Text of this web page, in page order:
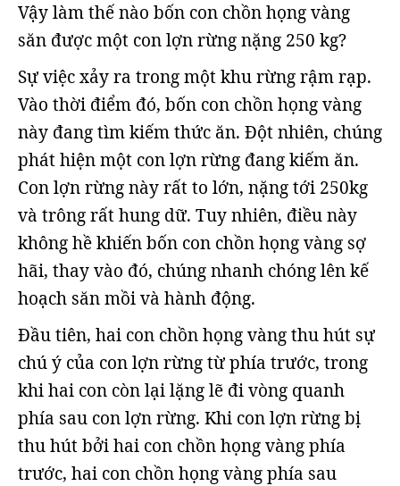
Vậy làm thế nào bốn con chồn họng vàng
săn được một con lợn rừng nặng 250 kg?
Sự việc xảy ra trong một khu rừng rậm rạp.
Vào thời điểm đó, bốn con chồn họng vàng
này đang tìm kiếm thức ăn. Đột nhiên, chúng
phát hiện một con lợn rừng đang kiếm ăn.
Con lợn rừng này rất to lớn, nặng tới 250kg
và trông rất hung dữ. Tuy nhiên, điều này
không hề khiến bốn con chồn họng vàng sợ
hãi, thay vào đó, chúng nhanh chóng lên kế
hoạch săn mồi và hành động.
Đầu tiên, hai con chồn họng vàng thu hút sự
chú ý của con lợn rừng từ phía trước, trong
khi hai con còn lại lặng lẽ đi vòng quanh
phía sau con lợn rừng. Khi con lợn rừng bị
thu hút bởi hai con chồn họng vàng phía
trước, hai con chồn họng vàng phía sau